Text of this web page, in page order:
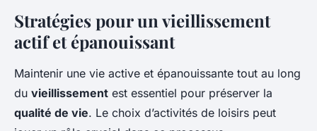
Stratégies pour un vieillissement
actif et épanouissant
Maintenir une vie active et épanouissante tout au long
du vieillissement est essentiel pour préserver la
qualité de vie. Le choix d’activités de loisirs peut